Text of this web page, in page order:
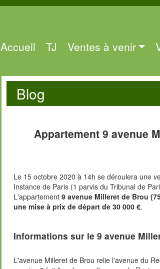
Accueil TJ Ventes à venir
Blog
Appartement 9 avenue
Le 15 octobre 2020 à 14h se déroulera une
Instance de Paris (1 parvis du Tribunal de
L'appartement9 avenue Milleret de Brou
une mise à prix de départ de 30 000 €.
Informations sur le9 avenue
L'avenue Milleret de Brou relie l'avenue du